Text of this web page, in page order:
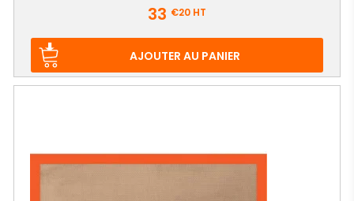
33 €20 HT
AJOUTER AU PANIER